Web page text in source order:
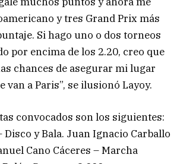
y tres Grand Prix más
Si hago uno o dos torneos
por encima de los 2.20, creo que
chances de asegurar mi lugar
van a Paris”, se ilusionó Layoy.
convocados son los siguientes:
y Bala. Juan Ignacio Carballo
Cano Cáceres – Marcha